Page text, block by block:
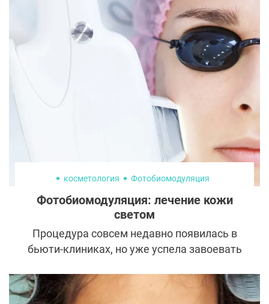
косметология Фотобиомодуляция
Фотобиомодуляция: лечение кожи
светом
Процедура совсем недавно появилась в
бьюти-клиниках, но уже успела завоевать
Фотомодуляцию за быстрый эффект
хвалят инстадивы и обычные женщины,